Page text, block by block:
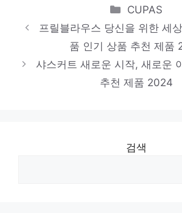
추천 제품 2024
로엠블라우스
당신을 위한 세상에 하나뿐인
추천 제품 2024
Categories
CUPAS
프릴블라우스 당신을 위한 세
품 인기 상품 추천 제품
샤스커트 새로운 시작, 새로운
추천 제품 2024
검색